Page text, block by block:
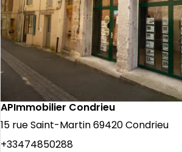
APImmobilier Condrieu
15 rue Saint-Martin 69420 Condrieu
+33474850288